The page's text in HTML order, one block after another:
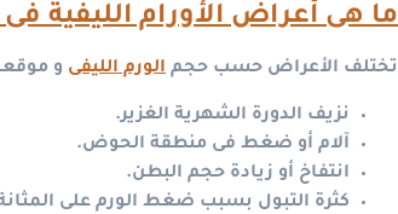
ما هى أعراض الأورام الليفية فى
تختلف الأعراض حسب حجم الورم الليفى و
نزيف الدورة الشهرية الغزير.
آلام أو ضغط فى منطقة الحوض.
انتفاخ أو زيادة حجم البطن.
كثرة التبول بسبب ضغط الورم على